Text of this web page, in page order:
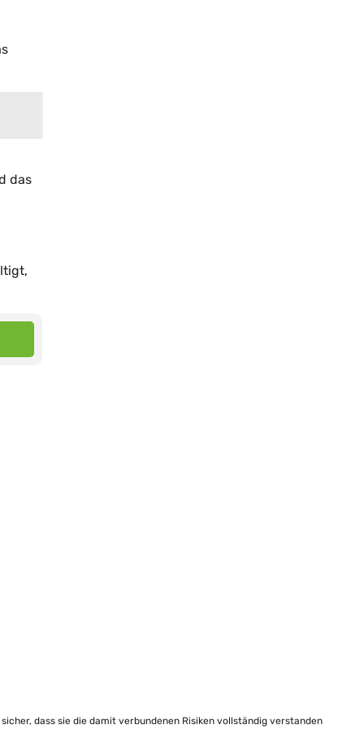
das
dass sie die damit verbundenen Risiken vollständig verstanden